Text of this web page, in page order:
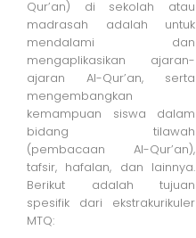
Qur’an) di sekolah atau
madrasah adalah untuk
mendalami dan
mengaplikasikan ajaran-
ajaran Al-Qur’an, serta
mengembangkan
kemampuan siswa dalam
bidang tilawah
(pembacaan Al-Qur’an),
tafsir, hafalan, dan lainnya.
Berikut adalah tujuan
spesifik dari ekstrakurikuler
MTQ: